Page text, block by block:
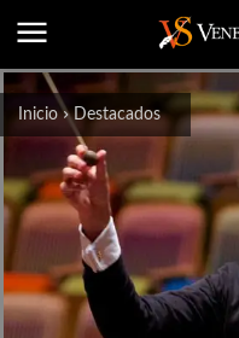
Inicio Destacados